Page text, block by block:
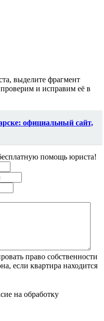
выделите фрагмент
и исправим её в
официальный сайт,
помощь юриста!
право собственности
если квартира находится
на обработку